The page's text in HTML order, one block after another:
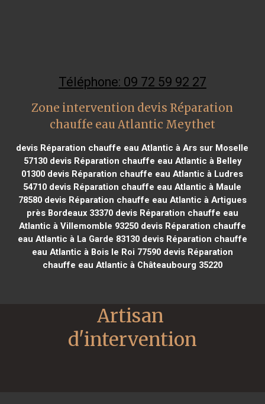
Téléphone: 09 72 59 92 27
Zone intervention devis Réparation
chauffe eau Atlantic Meythet
devis Réparation chauffe eau Atlantic à Ars sur Moselle
57130devis Réparation chauffe eau Atlantic à Belley
01300 devis Réparation chauffe eau Atlantic à Ludres
54710 devis Réparation chauffe eau Atlantic à Maule
78580devis Réparation chauffe eau Atlantic à Artigues
près Bordeaux 33370devis Réparation chauffe eau
Atlantic à Villemomble 93250devis Réparation chauffe
eau Atlantic à La Garde 83130devis Réparation chauffe
eau Atlantic à Bois le Roi 77590devis Réparation
chauffe eau Atlantic à Châteaubourg 35220
Artisan
d'intervention